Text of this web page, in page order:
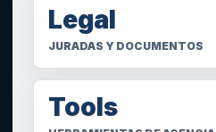
Legal
JURADAS Y DOCUMENTOS
Tools